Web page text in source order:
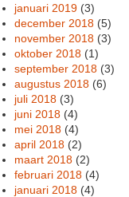
januari 2019 (3)
december 2018 (5)
november 2018 (3)
oktober 2018 (1)
september 2018 (3)
augustus 2018 (6)
juli 2018 (3)
juni 2018 (4)
mei 2018 (4)
april 2018 (2)
maart 2018 (2)
februari 2018 (4)
januari 2018 (4)